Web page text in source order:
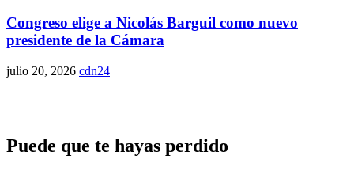
Congreso elige a Nicolás Barguil como nuevo
presidente de la Cámara
julio 20, 2026 cdn24
Puede que te hayas perdido